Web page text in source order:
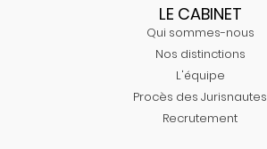
LE CABINET
Qui sommes-nous
Nos distinctions
L'équipe
Procès des Jurisnautes
Recrutement